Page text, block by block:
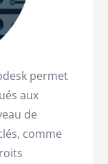
permet
aux
de
comme